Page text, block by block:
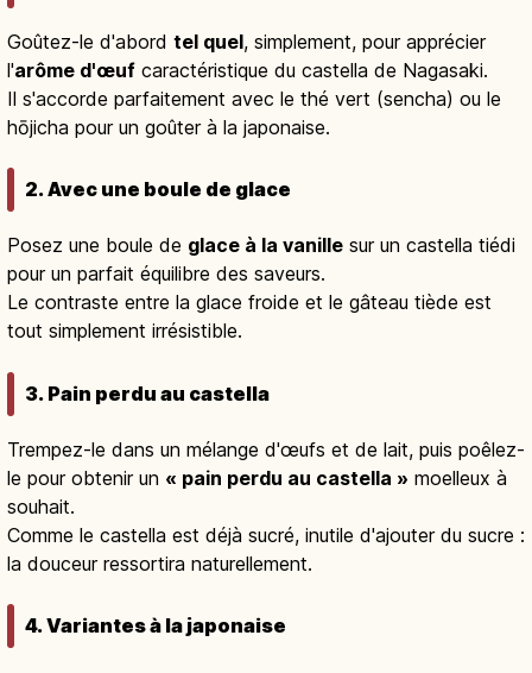
Goûtez-le d'abord tel quel, simplement, pour apprécier
l'arôme d'œuf caractéristique du castella de Nagasaki.
Il s'accorde parfaitement avec le thé vert (sencha) ou le
hōjicha pour un goûter à la japonaise.
2. Avec une boule de glace
Posez une boule de glace à la vanille sur un castella tiédi
pour un parfait équilibre des saveurs.
Le contraste entre la glace froide et le gâteau tiède est
tout simplement irrésistible.
3. Pain perdu au castella
Trempez-le dans un mélange d'œufs et de lait, puis poêlez-
le pour obtenir un « pain perdu au castella » moelleux à
souhait.
Comme le castella est déjà sucré, inutile d'ajouter du sucre :
la douceur ressortira naturellement.
4. Variantes à la japonaise